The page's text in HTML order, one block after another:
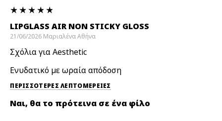
LIPGLASS AIR NON STICKY GLOSS
21/06/2026 ΜαριαλέναΑθήνα
Σχόλια για Aesthetic
Ενυδατικό με ωραία απόδοση
ΠΕΡΙΣΣΌΤΕΡΕΣ ΛΕΠΤΟΜΈΡΕΙΕΣ
Ναι, θα το πρότεινα σε ένα φίλο